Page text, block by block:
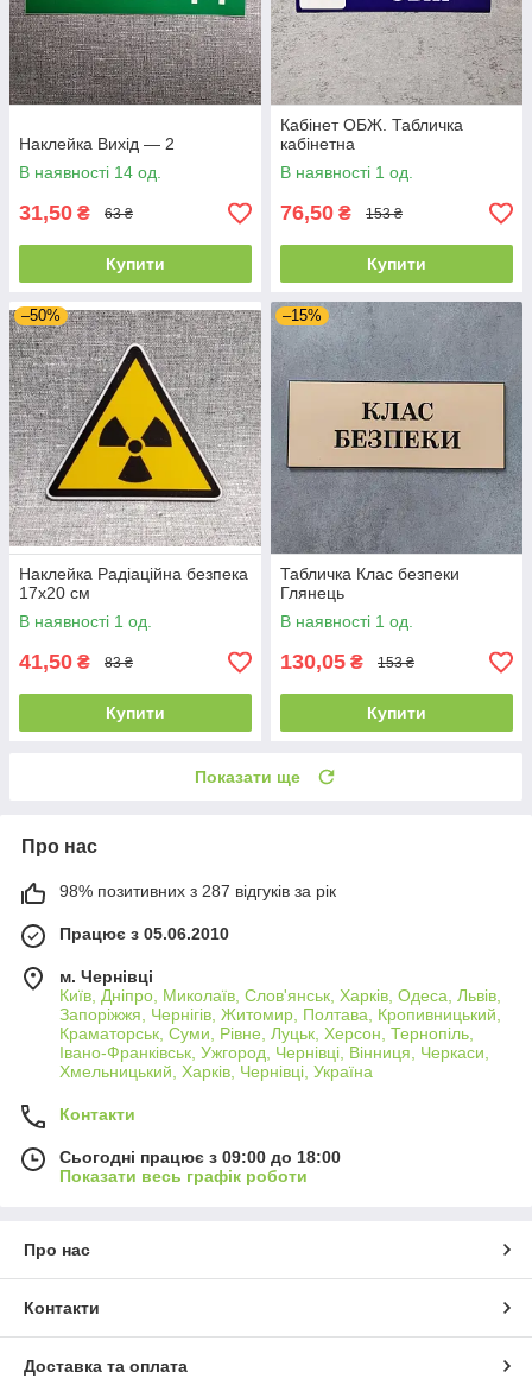
Наклейка Вихід — 2
В наявності 14 од.
31,50 ₴ 63 ₴
Купити
Кабінет ОБЖ. Табличка
кабінетна
В наявності 1 од.
76,50 ₴ 153 ₴
Купити
–50%
Наклейка Радіаційна безпека
17х20 см
В наявності 1 од.
41,50 ₴ 83 ₴
Купити
–15%
Табличка Клас безпеки
Глянець
В наявності 1 од.
130,05 ₴ 153 ₴
Купити
Показати ще
Про нас
98% позитивних з 287 відгуків за рік
Працює з 05.06.2010
м. Чернівці
Київ, Дніпро, Миколаїв, Слов'янськ, Харків, Одеса, Львів,
Запоріжжя, Чернігів, Житомир, Полтава, Кропивницький,
Краматорськ, Суми, Рівне, Луцьк, Херсон, Тернопіль,
Івано-Франківськ, Ужгород, Чернівці, Вінниця, Черкаси,
Хмельницький, Харків, Чернівці, Україна
Контакти
Сьогодні працює з 09:00 до 18:00
Показати весь графік роботи
Про нас
Контакти
Доставка та оплата